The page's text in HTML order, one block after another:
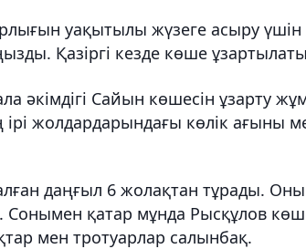
уақытылы жүзеге асыру
Қазіргі кезде көше
әкімдігі Сайын көшесін ұзарту
жолдардарындағы көлік ағыны
даңғыл 6 жолақтан тұрады.
Сонымен қатар мұнда Рысқұлов
мен тротуарлар салынбақ.